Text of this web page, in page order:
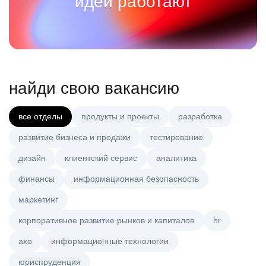
найди свою вакансию
все отделы продукты и проекты разработка
развитие бизнеса и продажи тестирование
дизайн клиентский сервис аналитика
финансы информационная безопасность
маркетинг
корпоративное развитие рынков и капиталов hr
axo информационные технологии
юриспруденция